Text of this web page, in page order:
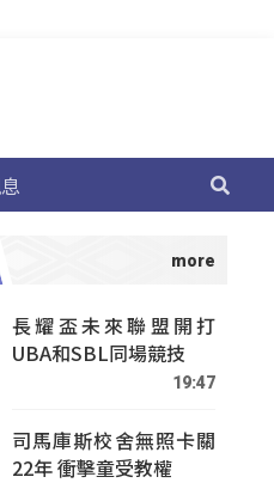
長耀盃未來聯盟開打
UBA和SBL同場競技
19:47
司馬庫斯校舍無照卡關
22年 衝擊童受教權